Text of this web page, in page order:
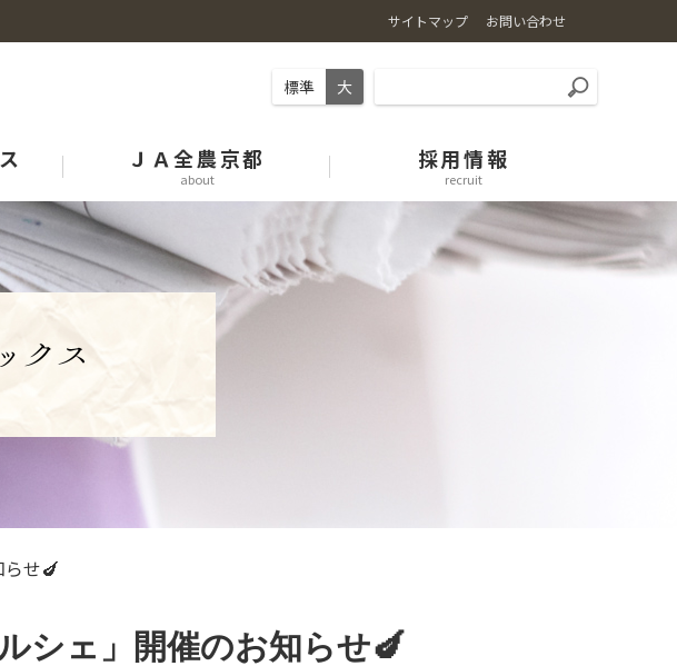
サイトマップ お問い合わせ
標準 大
ＪＡ全農京都
about
採用情報
recruit
京野菜・果物
京の肉・生乳
肥料・農薬
ガソリンスタンド
JAでんき
事業所一覧
ＪＡグループ株式会社京都協同管理求人情報
らせ🍆
シェ」開催のお知らせ🍆